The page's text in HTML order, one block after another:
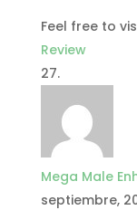
Feel free to
Review
Mega Male
septiembre,